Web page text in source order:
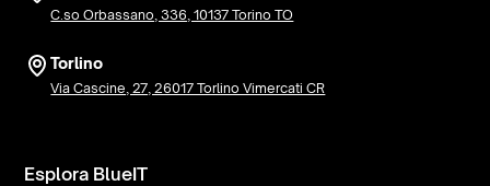
C.so Orbassano, 336, 10137 Torino TO
Torlino
Via Cascine, 27, 26017 Torlino Vimercati CR
Esplora BlueIT